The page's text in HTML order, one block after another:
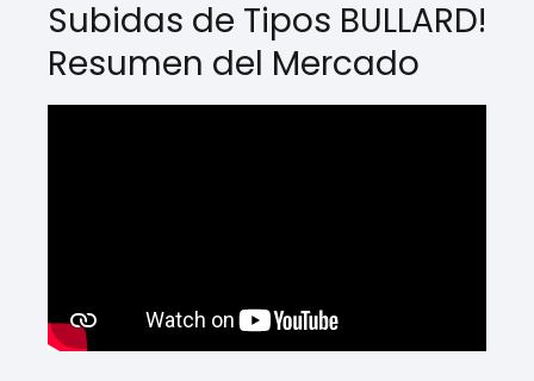
Subidas de Tipos BULLARD!
Resumen del Mercado